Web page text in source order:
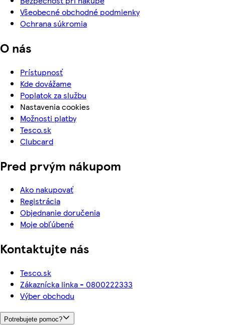
Všeobecné obchodné podmienky
Ochrana súkromia
O nás
Prístupnosť
Kde dovážame
Poplatok za službu
Nastavenia cookies
Možnosti platby
Tesco.sk
Clubcard
Pred prvým nákupom
Ako nakupovať
Registrácia
Objednanie doručenia
Moje obľúbené
Kontaktujte nás
Tesco.sk
Zákaznícka linka - 0800222333
Výber obchodu
Potrebujete pomoc?